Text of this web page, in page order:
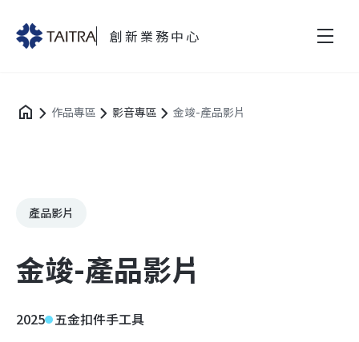
創新業務中心
作品專區 影音專區 金竣-產品影片
產品影片
金竣-產品影片
2025 五金扣件手工具